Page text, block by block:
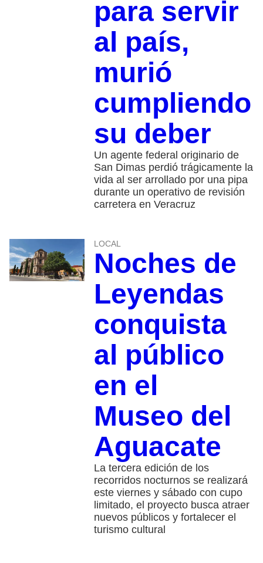
para servir
al país,
murió
cumpliendo
su deber
Un agente federal originario de
San Dimas perdió trágicamente la
vida al ser arrollado por una pipa
durante un operativo de revisión
carretera en Veracruz
LOCAL
Noches de
Leyendas
conquista
al público
en el
Museo del
Aguacate
La tercera edición de los
recorridos nocturnos se realizará
este viernes y sábado con cupo
limitado, el proyecto busca atraer
nuevos públicos y fortalecer el
turismo cultural